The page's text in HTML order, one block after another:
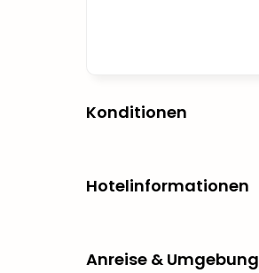
Konditionen
Hotelinformationen
Anreise & Umgebung